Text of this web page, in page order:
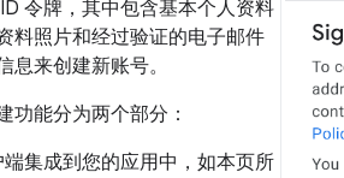
令牌，其中包含基本个人资料
料照片和经过验证的电子邮件
来创建新账号。
功能分为两个部分：
集成到您的应用中，如本页所